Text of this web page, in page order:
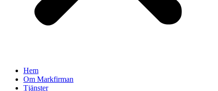
Hem
Om Markfirman
Tjänster